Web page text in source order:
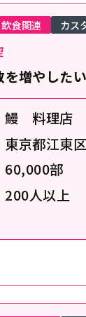
を増やしたい
鰻 料理店
東京都江東区
60,000部
200人以上
飲食関連 カス